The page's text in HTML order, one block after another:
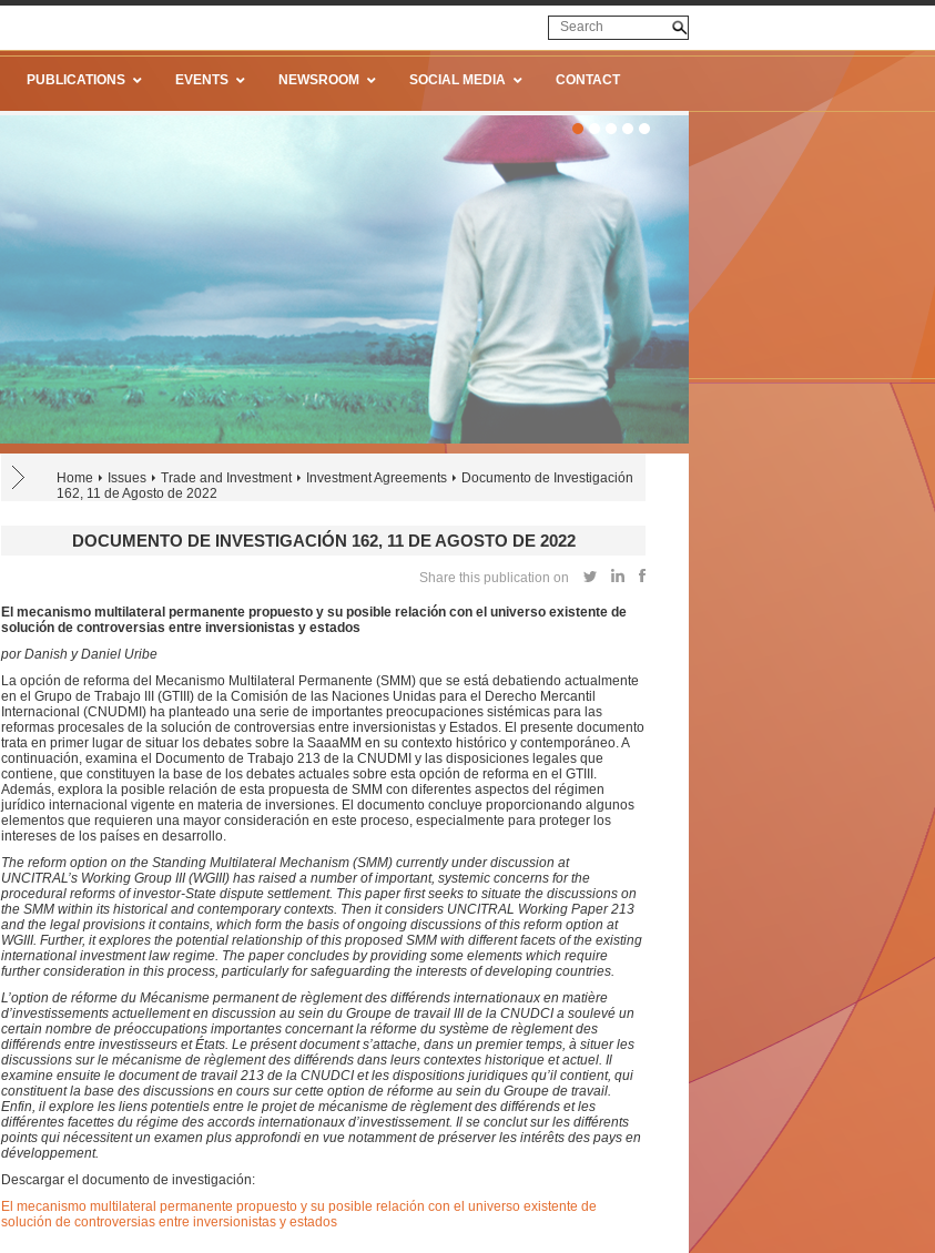
PUBLICATIONS EVENTS NEWSROOM SOCIAL MEDIA CONTACT
Home Issues Trade and Investment Investment Agreements
Documento de Investigación
162, 11 de Agosto de 2022
DOCUMENTO DE INVESTIGACIÓN 162, 11 DE AGOSTO DE 2022
Share this publication on
El mecanismo multilateral permanente propuesto y su posible relación con el universo existente de
solución de controversias entre inversionistas y estados
por Danish y Daniel Uribe
La opción de reforma del Mecanismo Multilateral Permanente (SMM) que se está debatiendo actualmente
en el Grupo de Trabajo III (GTIII) de la Comisión de las Naciones Unidas para el Derecho Mercantil
Internacional (CNUDMI) ha planteado una serie de importantes preocupaciones sistémicas para las
reformas procesales de la solución de controversias entre inversionistas y Estados. El presente documento
trata en primer lugar de situar los debates sobre la SaaaMM en su contexto histórico y contemporáneo. A
continuación, examina el Documento de Trabajo 213 de la CNUDMI y las disposiciones legales que
contiene, que constituyen la base de los debates actuales sobre esta opción de reforma en el GTIII.
Además, explora la posible relación de esta propuesta de SMM con diferentes aspectos del régimen
jurídico internacional vigente en materia de inversiones. El documento concluye proporcionando algunos
elementos que requieren una mayor consideración en este proceso, especialmente para proteger los
intereses de los países en desarrollo.
The reform option on the Standing Multilateral Mechanism (SMM) currently under discussion at
UNCITRAL’s Working Group III (WGIII) has raised a number of important, systemic concerns for the
procedural reforms of investor-State dispute settlement. This paper first seeks to situate the discussions on
the SMM within its historical and contemporary contexts. Then it considers UNCITRAL Working Paper 213
and the legal provisions it contains, which form the basis of ongoing discussions of this reform option at
WGIII. Further, it explores the potential relationship of this proposed SMM with different facets of the existing
international investment law regime. The paper concludes by providing some elements which require
further consideration in this process, particularly for safeguarding the interests of developing countries.
L’option de réforme du Mécanisme permanent de règlement des différends internationaux en matière
d’investissements actuellement en discussion au sein du Groupe de travail III de la CNUDCI a soulevé un
certain nombre de préoccupations importantes concernant la réforme du système de règlement des
différends entre investisseurs et États. Le présent document s’attache, dans un premier temps, à situer les
discussions sur le mécanisme de règlement des différends dans leurs contextes historique et actuel. Il
examine ensuite le document de travail 213 de la CNUDCI et les dispositions juridiques qu’il contient, qui
constituent la base des discussions en cours sur cette option de réforme au sein du Groupe de travail.
Enfin, il explore les liens potentiels entre le projet de mécanisme de règlement des différends et les
différentes facettes du régime des accords internationaux d’investissement. Il se conclut sur les différents
points qui nécessitent un examen plus approfondi en vue notamment de préserver les intérêts des pays en
développement.
Descargar el documento de investigación:
El mecanismo multilateral permanente propuesto y su posible relación con el universo existente de
solución de controversias entre inversionistas y estados